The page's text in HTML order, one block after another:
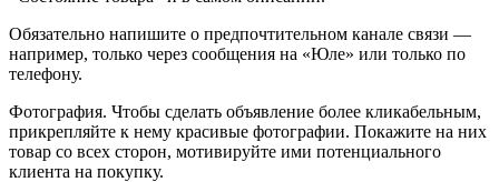
Обязательно напишите о предпочтительном канале связи —
например, только через сообщения на «Юле» или только по
телефону.
Фотография. Чтобы сделать объявление более кликабельным,
прикрепляйте к нему красивые фотографии. Покажите на них
товар со всех сторон, мотивируйте ими потенциального
клиента на покупку.